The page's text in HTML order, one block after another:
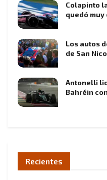
Colapinto
quedó muy
Los autos
de San
Antonelli
Bahréin
Recientes